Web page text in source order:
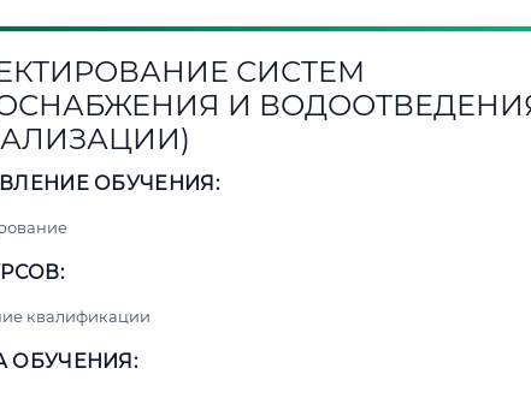
СИСТЕМ
И
ОБУЧЕНИЯ:
квалификации
ОБУЧЕНИЯ: